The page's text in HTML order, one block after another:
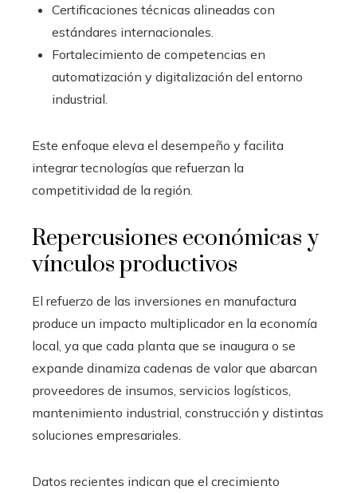
Certificaciones técnicas alineadas con
estándares internacionales.
Fortalecimiento de competencias en
automatización y digitalización del entorno
industrial.
Este enfoque eleva el desempeño y facilita
integrar tecnologías que refuerzan la
competitividad de la región.
Repercusiones económicas y
vínculos productivos
El refuerzo de las inversiones en manufactura
produce un impacto multiplicador en la economía
local, ya que cada planta que se inaugura o se
expande dinamiza cadenas de valor que abarcan
proveedores de insumos, servicios logísticos,
mantenimiento industrial, construcción y distintas
soluciones empresariales.
Datos recientes indican que el crecimiento